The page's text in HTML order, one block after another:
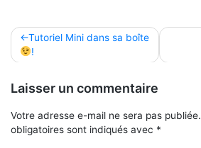
Navigation
de
l’article
Tutoriel Mini dans sa boîte
!
Laisser un commentaire
Votre adresse e-mail ne sera pas publiée.
obligatoires sont indiqués avec *